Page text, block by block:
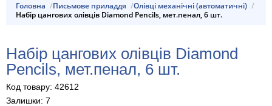
Головна Письмове приладдя
Олівці механічні (автоматичні)
Набір цангових олівців Diamond Pencils, мет.пенал, 6 шт.
Набір цангових олівців Diamond
Pencils, мет.пенал, 6 шт.
Код товару: 42612
Залишки: 7